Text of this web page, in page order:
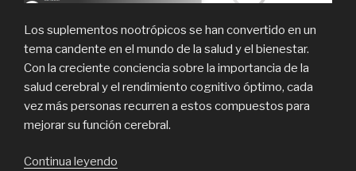
Los suplementos nootrópicos se han convertido en un
tema candente en el mundo de la salud y el bienestar.
Con la creciente conciencia sobre la importancia de la
salud cerebral y el rendimiento cognitivo óptimo, cada
vez más personas recurren a estos compuestos para
mejorar su función cerebral.
Continua leyendo